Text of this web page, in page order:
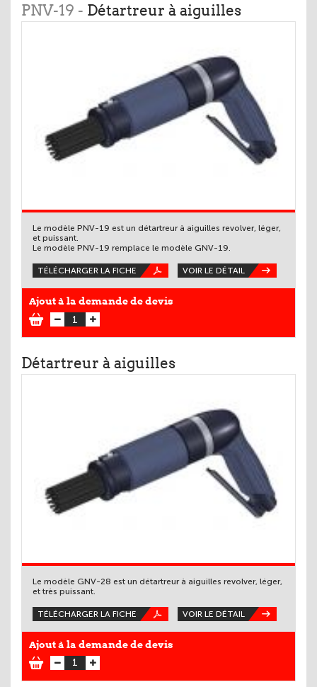
PNV-19 - Détartreur à aiguilles
Le modèle PNV-19 est un détartreur à aiguilles revolver, léger,
et puissant.
Le modèle PNV-19 remplace le modèle GNV-19.
TÉLÉCHARGER LA FICHE VOIR LE DÉTAIL
Ajout à la demande de devis
Détartreur à aiguilles
Le modèle GNV-28 est un détartreur à aiguilles revolver, léger,
et très puissant.
TÉLÉCHARGER LA FICHE VOIR LE DÉTAIL
Ajout à la demande de devis